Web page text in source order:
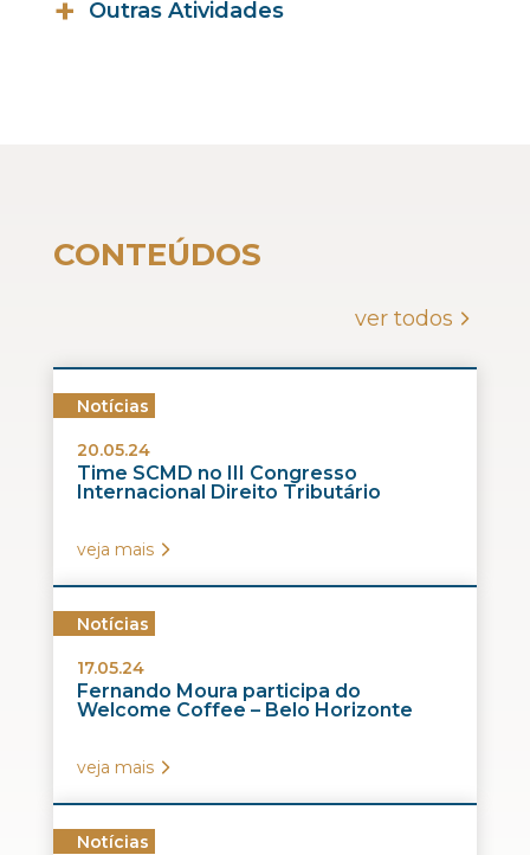
Outras Atividades
CONTEÚDOS
ver todos
Notícias
20.05.24
Time SCMD no III Congresso
Internacional Direito Tributário
veja mais
Notícias
17.05.24
Fernando Moura participa do
Welcome Coffee – Belo Horizonte
veja mais
Notícias